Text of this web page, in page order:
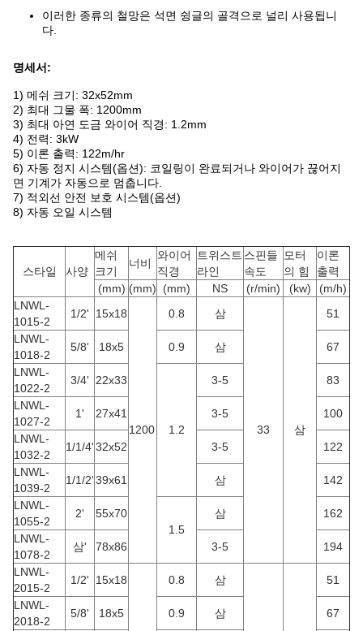
이러한 종류의 철망은 석면 슁글의 골격으로 널리 사용됩니
다.
명세서:
1) 메쉬 크기: 32x52mm
2) 최대 그물 폭: 1200mm
3) 최대 아연 도금 와이어 직경: 1.2mm
4) 전력: 3kW
5) 이론 출력: 122m/hr
6) 자동 정지 시스템(옵션): 코일링이 완료되거나 와이어가 끊어지
면 기계가 자동으로 멈춥니다.
7) 적외선 안전 보호 시스템(옵션)
8) 자동 오일 시스템
스타일 사양
메쉬
크기
너비
와이어
직경
트위스트
라인
스핀들
속도
모터
의 힘
이론
출력
(mm) (mm) (mm) NS (r/min) (kw)
(m/h)
LNWL-
1015-2
1/2' 15x18
1200
0.8 삼
33 삼
51
LNWL-
1018-2
5/8' 18x5 0.9 삼
67
LNWL-
1022-2
3/4' 22x33
1.2
3-5
83
LNWL-
1027-2
1' 27x41 3-5
100
LNWL-
1032-2
1/1/4'32x52 3-5
122
LNWL-
1039-2
1/1/2'39x61 삼
142
LNWL-
1055-2
2'
55x70
1.5
삼
162
LNWL-
1078-2
삼' 78x86 3-5
194
LNWL-
2015-2
1/2' 15x18 0.8 삼
51
LNWL-
2018-2
5/8' 18x5 0.9 삼
67